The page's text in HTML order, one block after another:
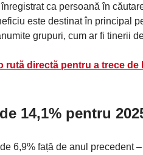
ca persoană în
este destinat în principal
grupuri, cum ar fi tinerii
rută directă pentru a trece de
14,1% pentru
6,9% față de anul precedent